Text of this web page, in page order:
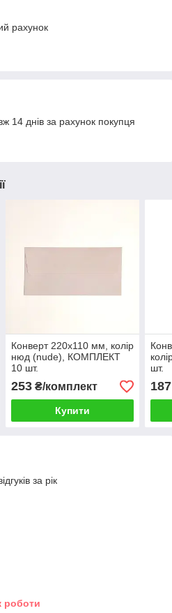
рахунок
14 днів за рахунок покупця
Конверт 220x110 мм, колір
нюд (nude), КОМПЛЕКТ
10 шт.
253₴/комплект
Купити
шт.
187
за рік
роботи